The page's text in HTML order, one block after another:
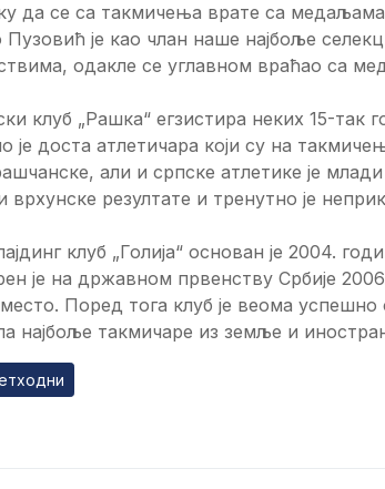
да се са такмичења врате са
је као члан наше најбоље
одакле се углавном враћао са
клуб „Рашка“ егзистира неких 15-
је доста атлетичара који су на
али и српске атлетике је
врхунске резултате и тренутно је
клуб „Голија“ основан је 2004.
је на државном првенству Србије
Поред тога клуб је веома
најбоље такмичаре из земље и
чланак: Спортске актуелности